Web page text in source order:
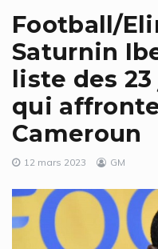
Football/
Saturnin
liste des
qui
Cameroun
12 mars 2023 GM